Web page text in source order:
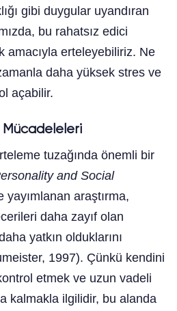
gibi duygular uyandıran
bu rahatsız edici
amacıyla erteleyebiliriz. Ne
daha yüksek stres ve
açabilir.
Mücadeleleri
tuzağında önemli bir
and Social
araştırma,
daha zayıf olan
yatkın olduklarını
1997). Çünkü kendini
etmek ve uzun vadeli
kalmakla ilgilidir, bu alanda